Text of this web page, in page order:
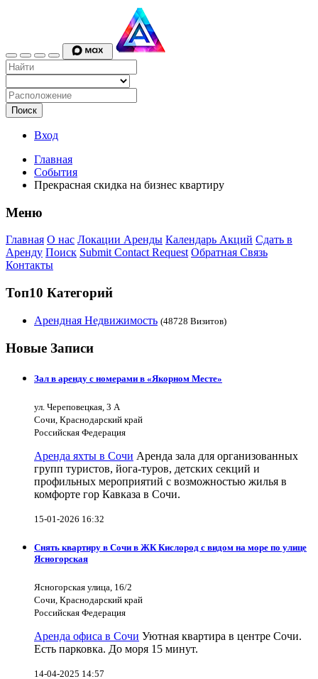
Поиск
Вход
Главная
События
Прекрасная скидка на бизнес квартиру
Меню
Главная О нас Локации Аренды Календарь Акций Сдать в
Аренду Поиск Submit Contact Request Обратная Связь
Контакты
Топ10 Категорий
Арендная Недвижимость (48728 Визитов)
Новые Записи
Зал в аренду с номерами в «Якорном Месте»
ул. Череповецкая, 3 А
Сочи, Краснодарский край
Российская Федерация
Аренда яхты в Сочи Аренда зала для организованных
групп туристов, йога-туров, детских секций и
профильных мероприятий с возможностью жилья в
комфорте гор Кавказа в Сочи.
15-01-2026 16:32
Снять квартиру в Сочи в ЖК Кислород с видом на море по улице
Ясногорская
Ясногорская улица, 16/2
Сочи, Краснодарский край
Российская Федерация
Аренда офиса в Сочи Уютная квартира в центре Сочи.
Есть парковка. До моря 15 минут.
14-04-2025 14:57